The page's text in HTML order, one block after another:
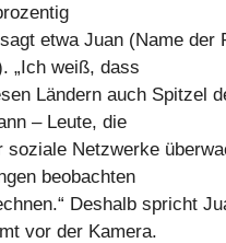
etwa Juan (Name der
„Ich weiß, dass
Ländern auch Spitzel
– Leute, die
soziale Netzwerke
beobachten
Deshalb spricht
vor der Kamera.